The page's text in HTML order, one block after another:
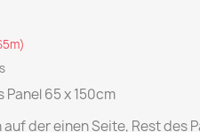
Panel 65 x 150cm
der einen Seite, Rest des